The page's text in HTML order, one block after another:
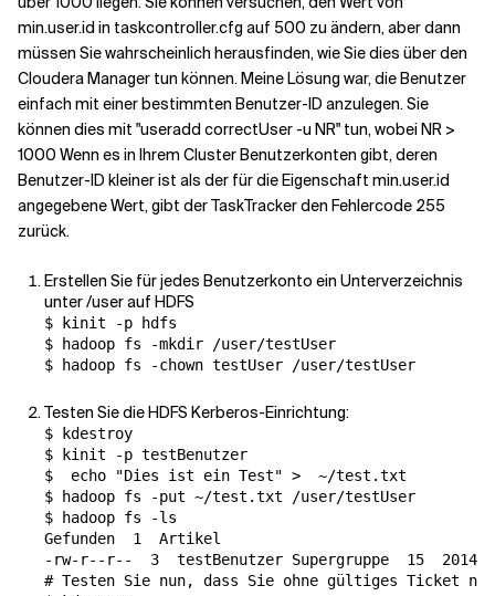
min.user.id in taskcontroller.cfg auf 500 zu ändern, aber dann
müssen Sie wahrscheinlich herausfinden, wie Sie dies über den
Cloudera Manager tun können. Meine Lösung war, die Benutzer
einfach mit einer bestimmten Benutzer-ID anzulegen. Sie
können dies mit "useradd correctUser -u NR" tun, wobei NR >
1000 Wenn es in Ihrem Cluster Benutzerkonten gibt, deren
Benutzer-ID kleiner ist als der für die Eigenschaft min.user.id
angegebene Wert, gibt der TaskTracker den Fehlercode 255
zurück.
Erstellen Sie für jedes Benutzerkonto ein Unterverzeichnis
unter /user auf HDFS
$ kinit -p hdfs
$ hadoop fs -mkdir /user/testUser
Testen Sie die HDFS Kerberos-Einrichtung:
$ kdestroy
$ kinit -p testBenutzer
$ echo "Dies ist ein Test" >  ~/test.txt
$ hadoop fs -put ~/test.txt /user/testUser
$ hadoop fs -ls
Gefunden 1
  Artikel
-rw-r--r-- 3
  testBenutzer Supergruppe
15
# Testen Sie nun, dass Sie ohne gültiges Ticket